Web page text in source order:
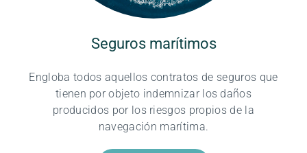
Seguros marítimos
Engloba todos aquellos contratos de seguros que
tienen por objeto indemnizar los daños
producidos por los riesgos propios de la
navegación marítima.